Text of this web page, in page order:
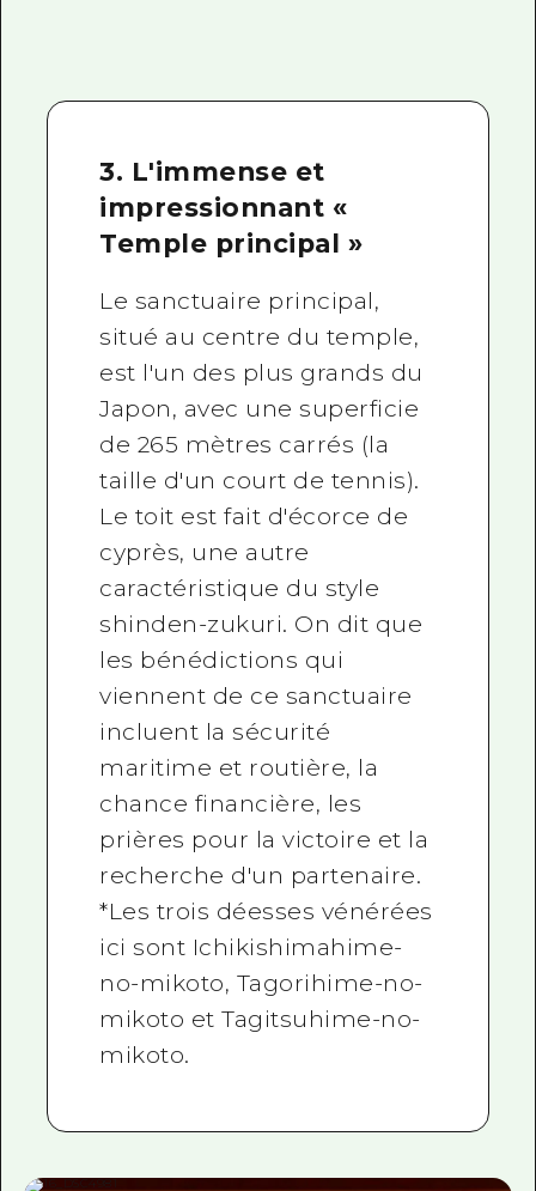
3. L'immense et
impressionnant «
Temple principal »
Le sanctuaire principal,
situé au centre du temple,
est l'un des plus grands du
Japon, avec une superficie
de 265 mètres carrés (la
taille d'un court de tennis).
Le toit est fait d'écorce de
cyprès, une autre
caractéristique du style
shinden-zukuri. On dit que
les bénédictions qui
viennent de ce sanctuaire
incluent la sécurité
maritime et routière, la
chance financière, les
prières pour la victoire et la
recherche d'un partenaire.
*Les trois déesses vénérées
ici sont Ichikishimahime-
no-mikoto, Tagorihime-no-
mikoto et Tagitsuhime-no-
mikoto.